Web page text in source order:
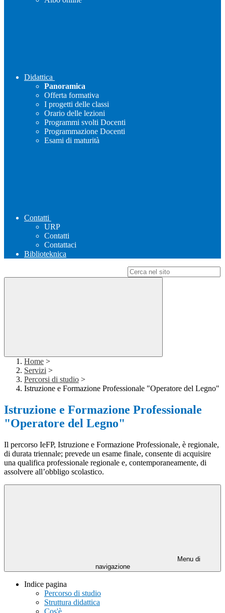
Didattica
Panoramica
Offerta formativa
I progetti delle classi
Orario delle lezioni
Programmi svolti Docenti
Programmazione Docenti
Esami di maturità
Contatti
URP
Contatti
Contattaci
Biblioteknica
Home >
Servizi >
Percorsi di studio >
Istruzione e Formazione Professionale "Operatore del Legno"
Istruzione e Formazione Professionale
"Operatore del Legno"
Il percorso IeFP, Istruzione e Formazione Professionale, è regionale,
di durata triennale; prevede un esame finale, consente di acquisire
una qualifica professionale regionale e, contemporaneamente, di
assolvere all’obbligo scolastico.
Menu di
navigazione
Indice pagina
Percorso di studio
Struttura didattica